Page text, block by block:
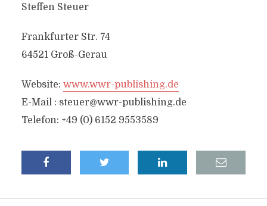
Steffen Steuer
Frankfurter Str. 74
64521 Groß-Gerau
Website: www.wwr-publishing.de
E-Mail : steuer@wwr-publishing.de
Telefon: +49 (0) 6152 9553589